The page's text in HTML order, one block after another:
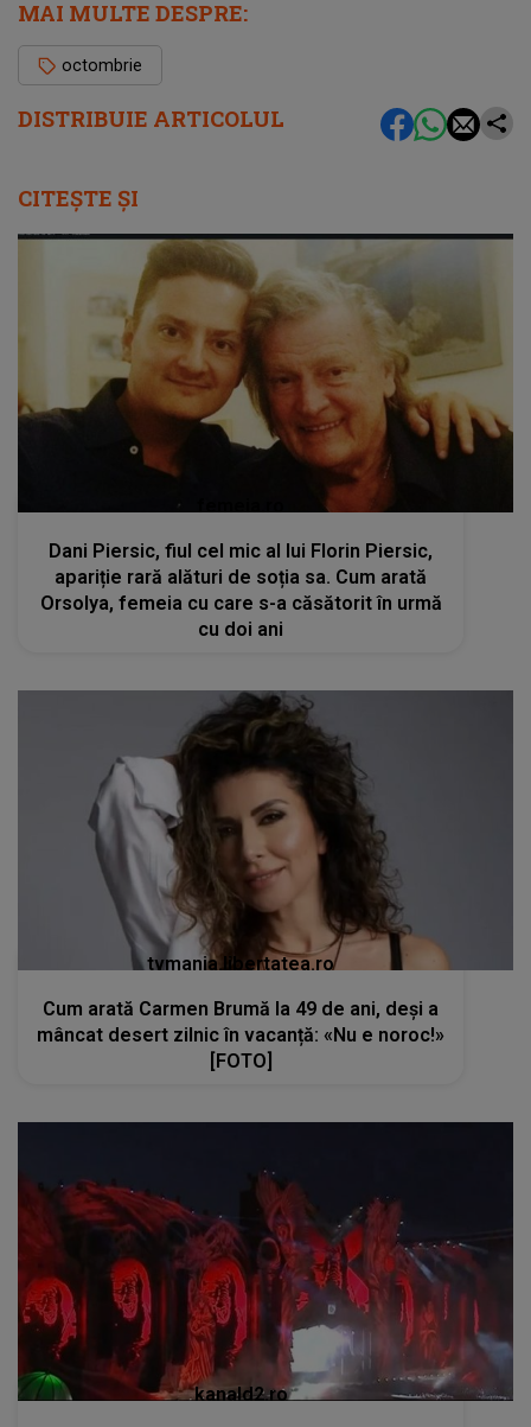
DISTRIBUIE ARTICOLUL
MAI MULTE DESPRE:
octombrie
CITEȘTE ȘI
Dani Piersic, fiul cel mic al lui Florin Piersic,
apariție rară alături de soția sa. Cum arată
Orsolya, femeia cu care s-a căsătorit în urmă
cu doi ani
tvmania.libertatea.ro
Cum arată Carmen Brumă la 49 de ani, deși a
mâncat desert zilnic în vacanță: «Nu e noroc!»
[FOTO]
kanald2.ro